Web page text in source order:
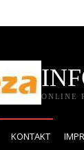
ONLINE
KONTAKT